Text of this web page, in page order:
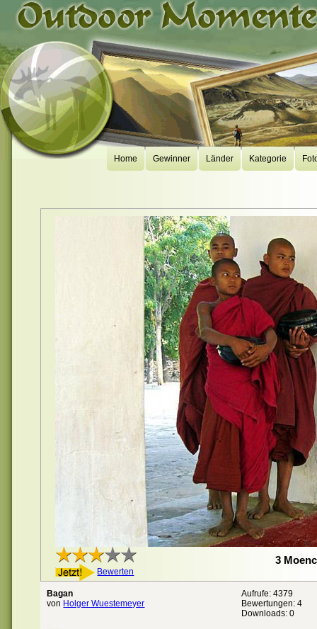
Home Gewinner Länder Kategorie
Bewerten
3
Bagan
von Holger Wuestemeyer
Aufrufe: 4379
Bewertungen:4
Downloads: 0